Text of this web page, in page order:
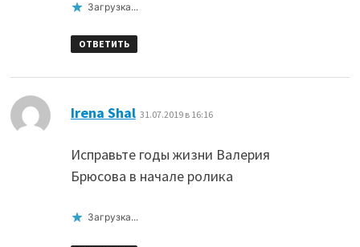
Загрузка...
ОТВЕТИТЬ
Irena Shal 31.07.2019 в 16:16
Исправьте годы жизни Валерия
Брюсова в начале ролика
Загрузка...